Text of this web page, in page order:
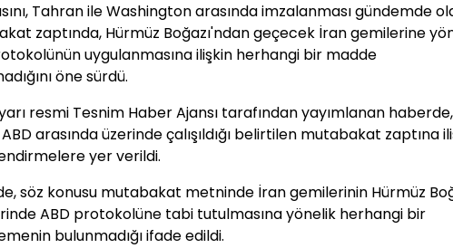
Tahran ile Washington arasında imzalanması gündemde
zaptında, Hürmüz Boğazı'ndan geçecek İran gemilerine
uygulanmasına ilişkin herhangi bir madde
öne sürdü.
resmi Tesnim Haber Ajansı tarafından yayımlanan haberde,
arasında üzerinde çalışıldığı belirtilen mutabakat zaptına
yer verildi.
söz konusu mutabakat metninde İran gemilerinin Hürmüz
ABD protokolüne tabi tutulmasına yönelik herhangi bir
bulunmadığı ifade edildi.